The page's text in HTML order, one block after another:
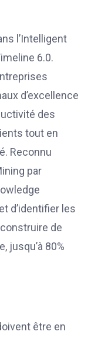
l’Intelligent
6.0.
d’excellence
des
tout en
Reconnu
par
d’identifier les
de
jusqu’à 80%
être en